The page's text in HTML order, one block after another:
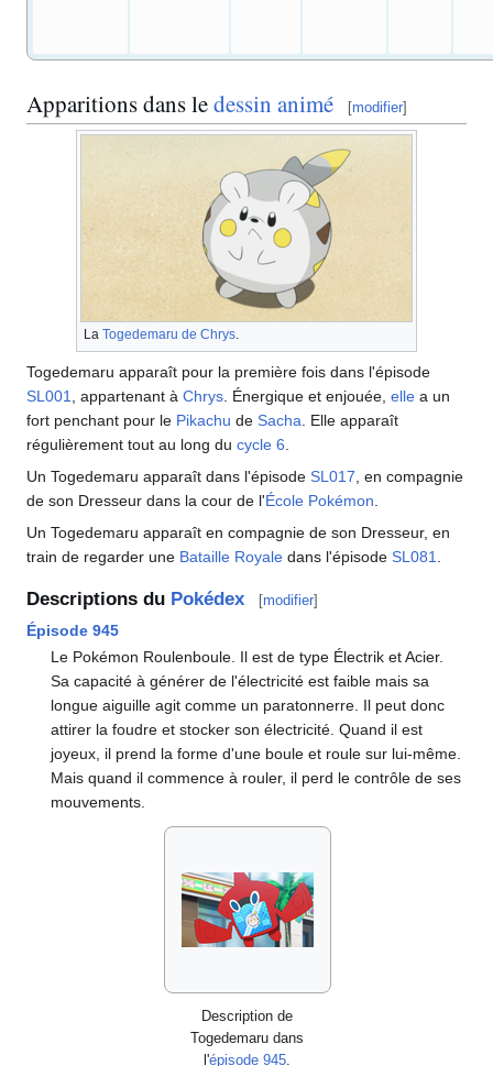
Apparitions dans ledessin animé [modifier]
La Togedemaru de Chrys
Togedemaru apparaît pour la première fois dans l'épisode
SL001
, appartenant à Chrys . Énergique et enjouée, elle a un
fort penchant pour le Pikachu de Sacha . Elle apparaît
régulièrement tout au long du cycle 6
Un Togedemaru apparaît dans l'épisode SL017 , en compagnie
de son Dresseur dans la cour de l'École Pokémon
Un Togedemaru apparaît en compagnie de son Dresseur, en
train de regarder une Bataille Royale dans l'épisode SL081
Descriptions du Pokédex [modifier]
Épisode 945
Le Pokémon Roulenboule. Il est de type Électrik et Acier.
Sa capacité à générer de l'électricité est faible mais sa
longue aiguille agit comme un paratonnerre. Il peut donc
attirer la foudre et stocker son électricité. Quand il est
joyeux, il prend la forme d'une boule et roule sur lui-même.
Mais quand il commence à rouler, il perd le contrôle de ses
mouvements.
Description de
Togedemaru dans
l'épisode 945.